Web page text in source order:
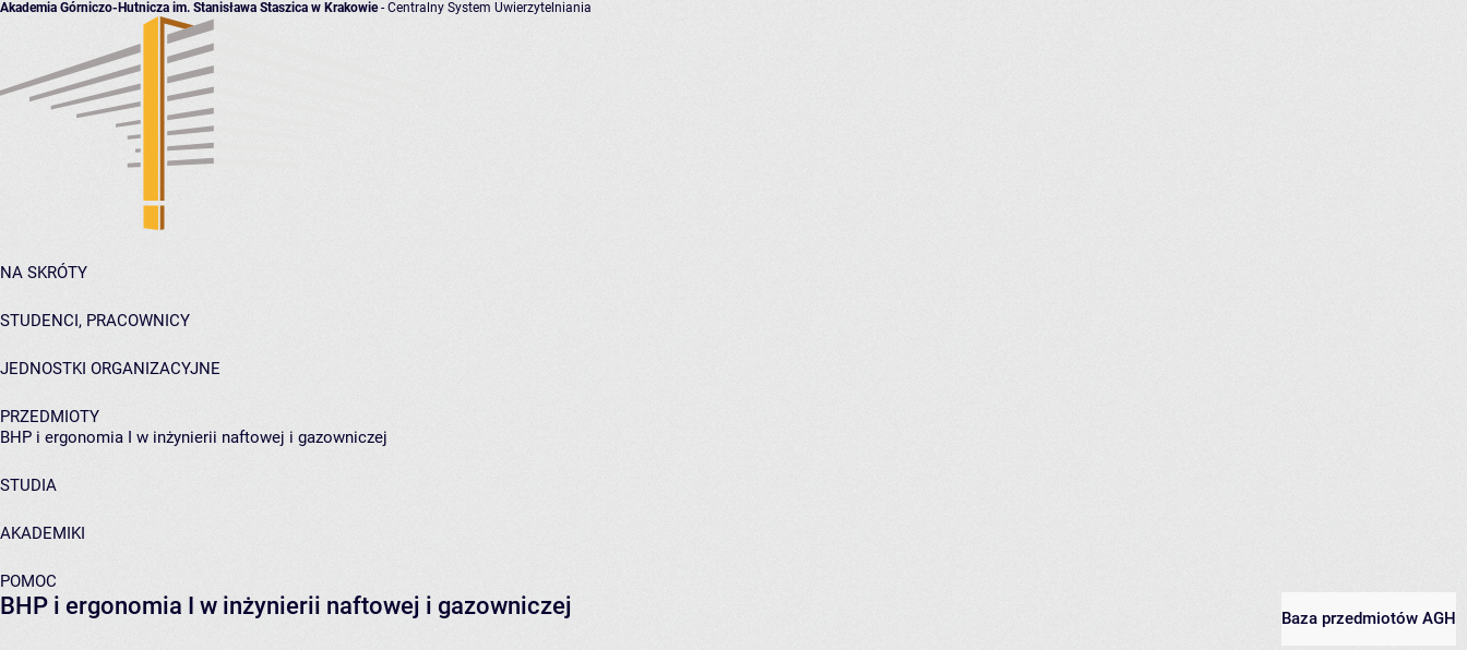
Akademia Górniczo-Hutnicza im. Stanisława Staszica w Krakowie- Centralny System Uwierzytelniania
NA SKRÓTY
STUDENCI, PRACOWNICY
JEDNOSTKI ORGANIZACYJNE
PRZEDMIOTY
BHP i ergonomia I w inżynierii naftowej i gazowniczej
STUDIA
AKADEMIKI
POMOC
Baza przedmiotów AGH
BHP i ergonomia I w inżynierii naftowej i gazowniczej